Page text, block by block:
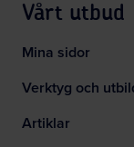
Vårt utbud
Mina sidor
Verktyg och
Artiklar